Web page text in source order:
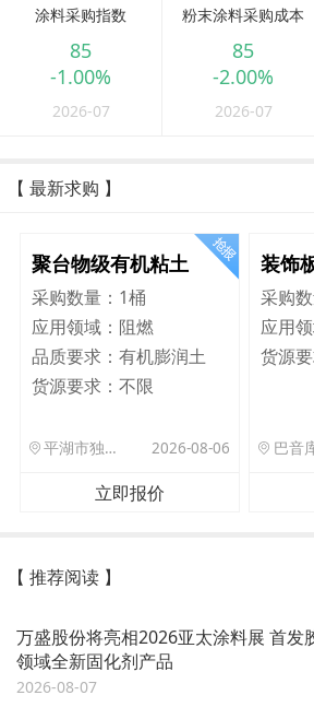
涂料采购指数
85
-1.00%
2026-07
粉末涂料采购成本
85
-2.00%
2026-07
【 最新求购 】
聚台物级有机粘土
采购数量： 1桶
应用领域： 阻燃
品质要求： 有机膨润土
货源要求： 不限
平湖市独山港镇集港路 589 号 2026-08-06
立即报价
装饰
采购数
应用
货源
【 推荐阅读 】
万盛股份将亮相2026亚太涂料展 首发
领域全新固化剂产品
2026-08-07